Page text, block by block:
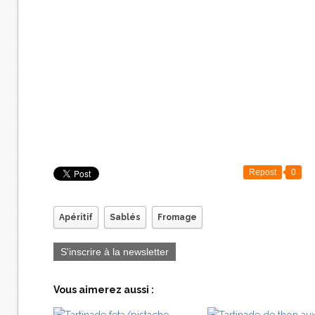
Repost 0
Apéritif Sablés Fromage
S'inscrire à la newsletter
Vous aimerez aussi :